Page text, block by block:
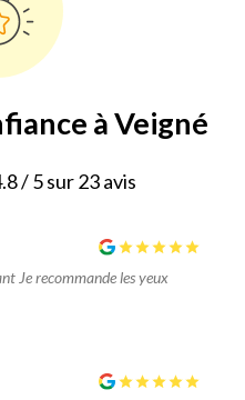
à Veigné
/ 5 sur 23 avis
Je recommande les yeux